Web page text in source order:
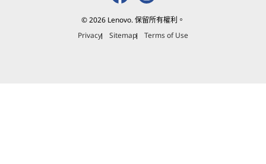
© 2026 Lenovo. 保留所有權利。
Privacy
Sitemap Terms of Use